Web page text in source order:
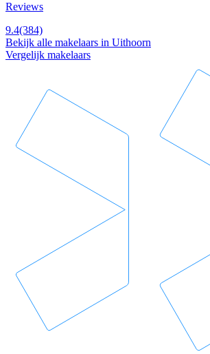
Reviews
9.4(384)
Bekijk alle makelaars in Uithoorn
Vergelijk makelaars